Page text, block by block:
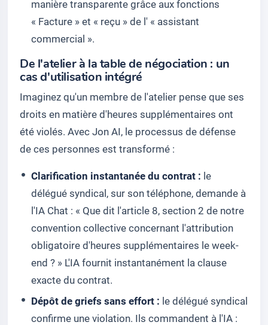
manière transparente grâce aux fonctions
« Facture » et « reçu » de l' « assistant
commercial ».
De l'atelier à la table de négociation : un
cas d'utilisation intégré
Imaginez qu'un membre de l'atelier pense que ses
droits en matière d'heures supplémentaires ont
été violés. Avec Jon AI, le processus de défense
de ces personnes est transformé :
Clarification instantanée du contrat : le
délégué syndical, sur son téléphone, demande à
l'IA Chat : « Que dit l'article 8, section 2 de notre
convention collective concernant l'attribution
obligatoire d'heures supplémentaires le week-
end ? » L'IA fournit instantanément la clause
exacte du contrat.
Dépôt de griefs sans effort : le délégué syndical
confirme une violation. Ils commandent à l'IA :